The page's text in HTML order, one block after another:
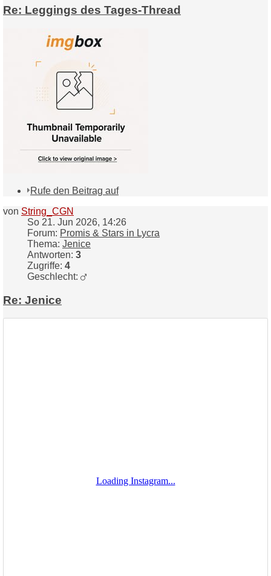
Re: Leggings des Tages-Thread
Rufe den Beitrag auf
von String_CGN
So 21. Jun 2026, 14:26
Forum: Promis & Stars in Lycra
Thema: Jenice
Antworten: 3
Zugriffe: 4
Geschlecht:
Re: Jenice